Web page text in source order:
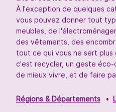
À l'exception de quelques
vous pouvez donner tout
meubles, de
des vêtements, des
tout ce qui vous ne sert
c'est recycler, un geste
de mieux vivre, et de faire
Régions & Départements